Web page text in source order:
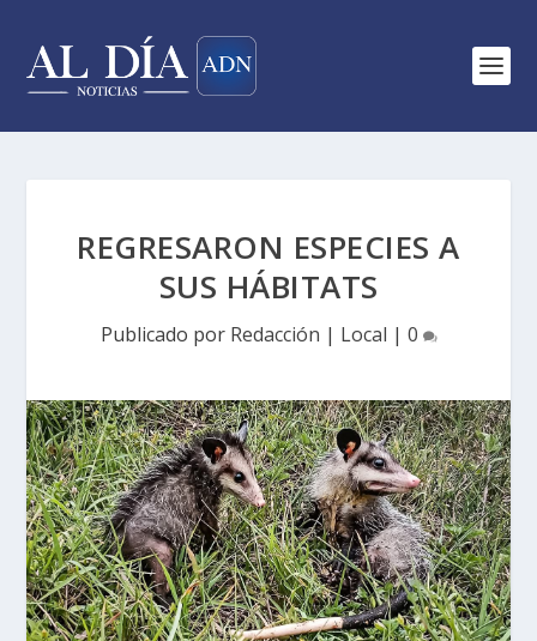
REGRESARON ESPECIES A
SUS HÁBITATS
Publicado por Redacción | Local | 0